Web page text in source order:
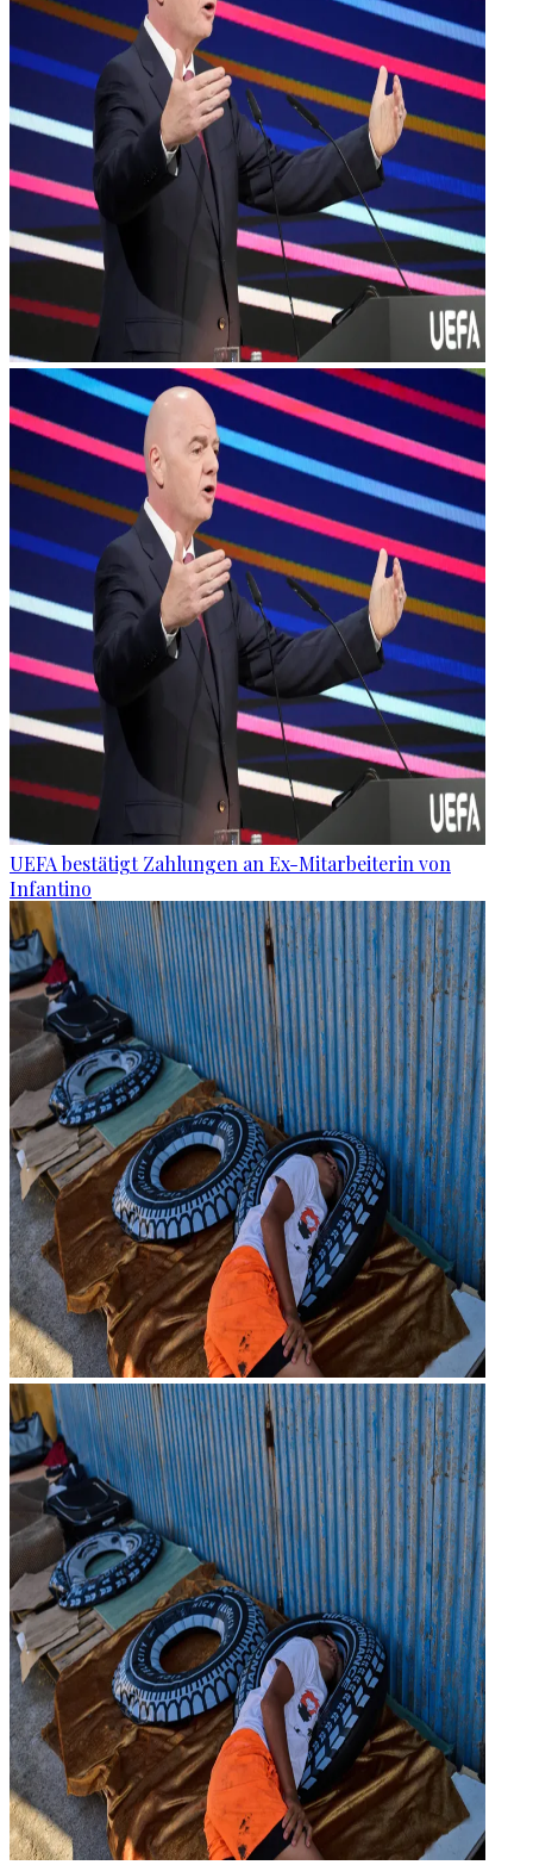
UEFA bestätigt Zahlungen an Ex-Mitarbeiterin von
Infantino